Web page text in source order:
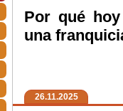
Por qué
una
26.11.2025